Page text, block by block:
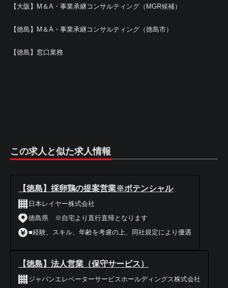
【大阪】M＆A・事業承継コンサルティング（MGR候補）
【徳島】M＆A・事業承継コンサルティング（徳島市）
【徳島】窓口業務
この求人と似た求人情報
【徳島】採卵鶏の提案営業※ポテンシャル
日本レイヤー株式会社
徳島県 ※自宅より直行直帰となります
■経験、スキル、年齢を考慮の上、同社規定により優遇
【徳島】法人営業（保守サービス）
ジャパンエレベーターサービスホールディングス株式会社